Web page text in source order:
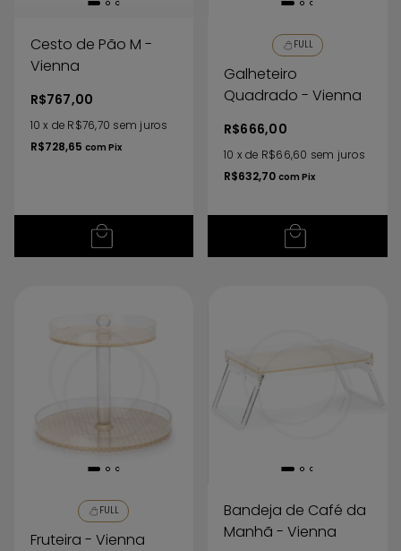
Cesto de Pão M -
Vienna
R$767,00
10 x de R$76,70 sem juros
R$728,65 com Pix
FULL
Galheteiro
Quadrado - Vienna
R$666,00
10 xde R$66,60 sem juros
R$632,70 com Pix
FULL
Fruteira - Vienna
Bandeja de Café da
Manhã - Vienna